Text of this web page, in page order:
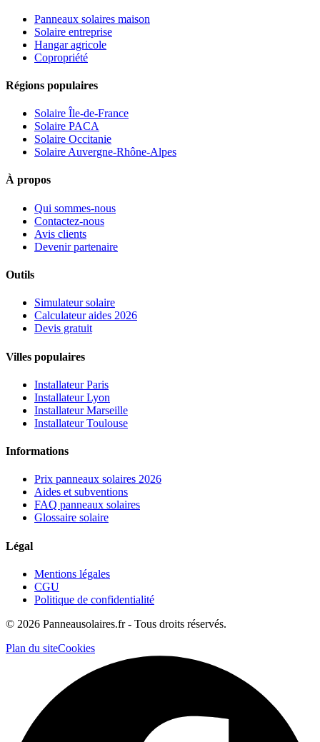
Panneaux solaires maison
Solaire entreprise
Hangar agricole
Copropriété
Régions populaires
Solaire Île-de-France
Solaire PACA
Solaire Occitanie
Solaire Auvergne-Rhône-Alpes
À propos
Qui sommes-nous
Contactez-nous
Avis clients
Devenir partenaire
Outils
Simulateur solaire
Calculateur aides 2026
Devis gratuit
Villes populaires
Installateur Paris
Installateur Lyon
Installateur Marseille
Installateur Toulouse
Informations
Prix panneaux solaires 2026
Aides et subventions
FAQ panneaux solaires
Glossaire solaire
Légal
Mentions légales
CGU
Politique de confidentialité
© 2026 Panneausolaires.fr - Tous droits réservés.
Plan du siteCookies